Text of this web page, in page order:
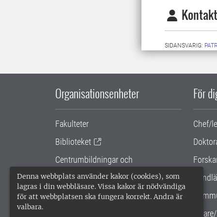
Denna webbplats använder kakor (cookies), som
lagras i din webbläsare. Vissa kakor är nödvändiga
för att webbplatsen ska fungera korrekt. Andra är
valbara.
SIDANSVARIG:
Organisationsenheter
Fakulteter
Biblioteket
Centrumbildningar och
samarbetsprojekt
Gemensamma verksamhetsstödet
För
Chef/